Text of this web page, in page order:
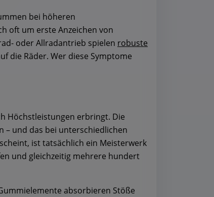
bei höheren
oft um erste Anzeichen von
oder Allradantrieb spielen robuste
die Räder. Wer diese Symptome
Höchstleistungen erbringt. Die
– und das bei unterschiedlichen
ist tatsächlich ein Meisterwerk
und gleichzeitig mehrere hundert
absorbieren Stöße